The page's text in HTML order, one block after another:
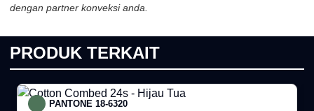
dengan partner konveksi anda.
PRODUK TERKAIT
PANTONE 18-6320